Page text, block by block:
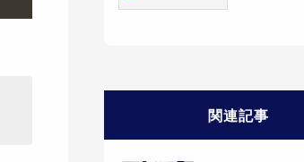
関連記事